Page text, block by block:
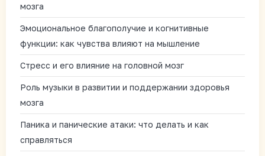
мозга
Эмоциональное благополучие и когнитивные
функции: как чувства влияют на мышление
Стресс и его влияние на головной мозг
Роль музыки в развитии и поддержании здоровья
мозга
Паника и панические атаки: что делать и как
справляться